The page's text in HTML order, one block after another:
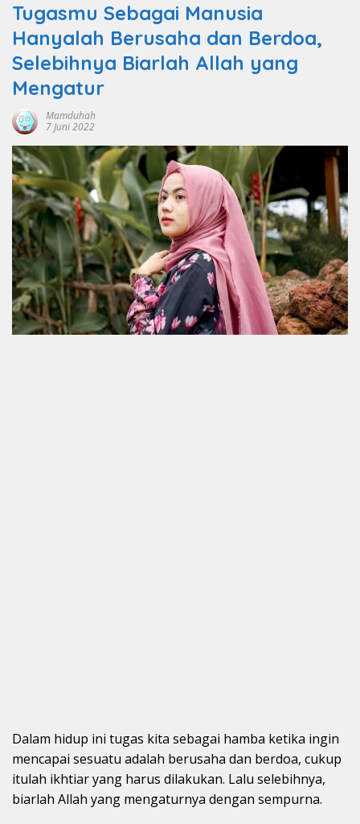
Tugasmu Sebagai Manusia
Hanyalah Berusaha dan Berdoa,
Selebihnya Biarlah Allah yang
Mengatur
Mamduhah
7 Juni 2022
Dalam hidup ini tugas kita sebagai hamba ketika ingin
mencapai sesuatu adalah berusaha dan berdoa, cukup
itulah ikhtiar yang harus dilakukan. Lalu selebihnya,
biarlah Allah yang mengaturnya dengan sempurna.